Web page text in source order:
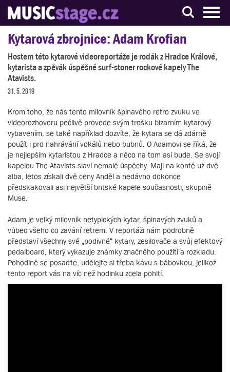
S muzikanty pro muzikanty
Kytarová zbrojnice: Adam Krofian
Hostem této kytarové videoreportáže je rodák z Hradce Králové,
kytarista a zpěvák úspěšné surf-stoner rockové kapely The
Atavists.
31. 5. 2019
Krom toho, že nás tento milovník špinavého retro zvuku ve
videorozhovoru pečlivě provede svým trošku bizarním kytarový
vybavením, se také například dozvíte, že kytara se dá zdárně
použít i pro nahrávání vokálů nebo bubnů. O Adamovi se říká, že
je nejlepším kytaristou z Hradce a něco na tom asi bude. Se svojí
kapelou The Atavists slaví nemalé úspěchy. Mají na kontě už dvě
alba, letos získali dvě ceny Anděl a nedávno dokonce
předskakovali asi největší britské kapele současnosti, skupině
Muse.
Adam je velký milovník netypických kytar, špinavých zvuků a
vůbec všeho co zavání retrem. V reportáži nám podrobně
představí všechny své „podivné“ kytary, zesilovače a svůj efektový
pedalboard, který vykazuje známky značného použití a rozkladu.
Pohodlně se posaďte, udělejte si třeba kávu s bábovkou, jelikož
tento report vás na víc než hodinku zcela pohltí.